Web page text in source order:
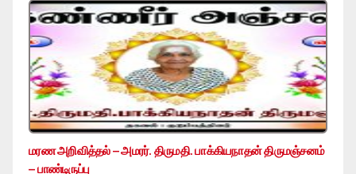
மரண அறிவித்தல் – அமரர். திருமதி. பாக்கியநாதன் திருமஞ்சனம்
– பாண்டிருப்பு